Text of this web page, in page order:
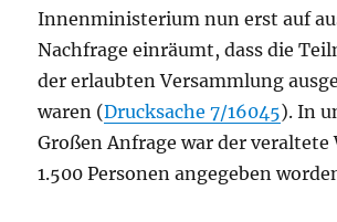
Innenministerium nun erst auf
Nachfrage einräumt, dass die
der erlaubten Versammlung
waren (Drucksache 7/16045). In
Großen Anfrage war der veraltete
1.500 Personen angegeben